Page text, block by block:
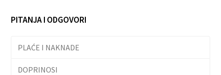
PITANJA I ODGOVORI
PLAĆE I NAKNADE
DOPRINOSI